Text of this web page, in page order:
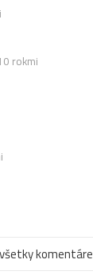
rokmi
komentáre